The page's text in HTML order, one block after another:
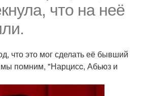
что на неё
что это мог сделать её бывший
мы помним, "Нарцисc, Абьюз и